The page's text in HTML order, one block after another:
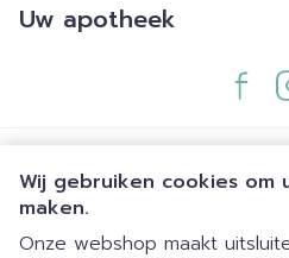
Wij gebruiken cookies
maken.
Onze webshop maakt
Uw apotheek